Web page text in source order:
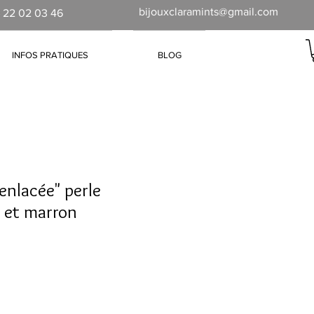
22 02 03 46 bijouxclaramints@gmail.com
INFOS PRATIQUES BLOG
perle
et marron